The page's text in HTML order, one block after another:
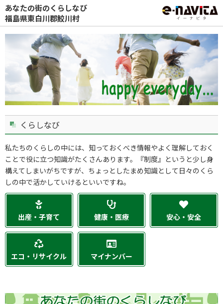
あなたの街のくらしなび
福島県東白川郡鮫川村
くらしなび
私たちのくらしの中には、知っておくべき情報やよく理解しておく
ことで役に立つ知識がたくさんあります。『制度』というと少し身
構えてしまいがちですが、ちょっとしたまめ知識として日々のくら
しの中で活かしていけるといいですね。
出産・子育て 健康・医療 安心・安全
エコ・リサイクル マイナンバー